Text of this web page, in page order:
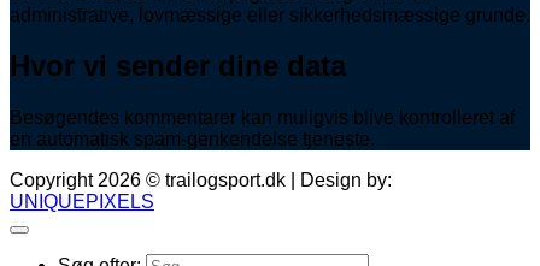
administrative, lovmæssige eller sikkerhedsmæssige grunde.
Hvor vi sender dine data
Besøgendes kommentarer kan muligvis blive kontrolleret af
en automatisk spam-genkendelse tjeneste.
Copyright 2026 © trailogsport.dk | Design by:
UNIQUEPIXELS